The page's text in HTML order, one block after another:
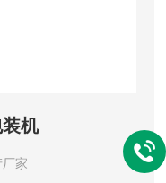
机
家